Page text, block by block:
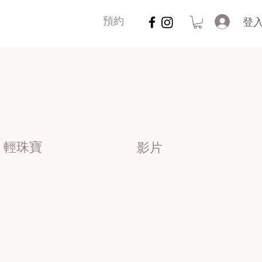
預約 登
輕珠寶 影片